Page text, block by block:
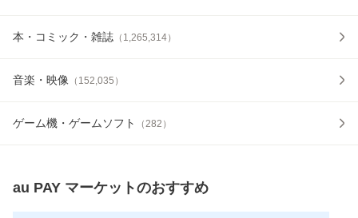
本・コミック・雑誌 （ 1,265,314）
音楽・映像 （ 152,035 ）
ゲーム機・ゲームソフト （282 ）
au PAY マーケットのおすすめ